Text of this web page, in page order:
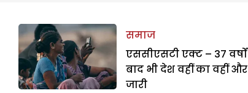
समाज
एससीएसटी एक्ट – 37 वर्षों
बाद भी देश वहीं का वहीं
जारी